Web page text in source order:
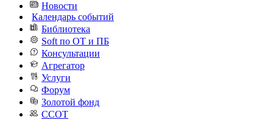
Новости
Календарь событий
Библиотека
Soft по ОТ и ПБ
Консультации
Агрегатор
Услуги
Форум
Золотой фонд
ССОТ